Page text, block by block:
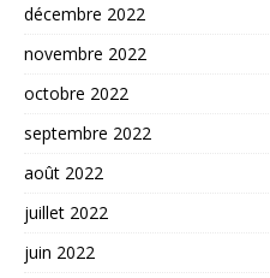
décembre 2022
novembre 2022
octobre 2022
septembre 2022
août 2022
juillet 2022
juin 2022